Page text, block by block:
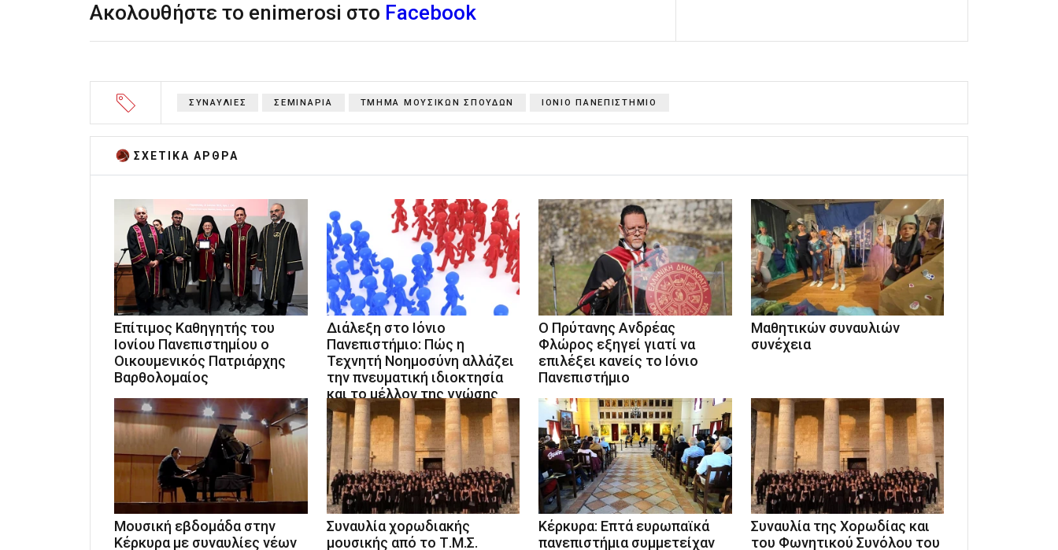
Ακολουθήστε το enimerosi στο Facebook
ΣΥΝΑΥΛΙΕΣ ΣΕΜΙΝΑΡΙΑ ΤΜΗΜΑ ΜΟΥΣΙΚΩΝ ΣΠΟΥΔΩΝ ΙΟΝΙΟ ΠΑΝΕΠΙΣΤΗΜΙΟ
ΣΧΕΤΙΚA AΡΘΡΑ
Επίτιμος Καθηγητής του
Ιονίου Πανεπιστημίου ο
Οικουμενικός Πατριάρχης
Βαρθολομαίος
Διάλεξη στο Ιόνιο
Πανεπιστήμιο: Πώς η
Τεχνητή Νοημοσύνη αλλάζει
την πνευματική ιδιοκτησία
και το μέλλον της γνώσης
Ο Πρύτανης Ανδρέας
Φλώρος εξηγεί γιατί να
επιλέξει κανείς το Ιόνιο
Πανεπιστήμιο
Μαθητικών συναυλιών
συνέχεια
Μουσική εβδομάδα στην
Κέρκυρα με συναυλίες νέων
Συναυλία χορωδιακής
μουσικής από το Τ.Μ.Σ.
Κέρκυρα: Επτά ευρωπαϊκά
πανεπιστήμια συμμετείχαν
Συναυλία της Χορωδίας και
του Φωνητικού Συνόλου του